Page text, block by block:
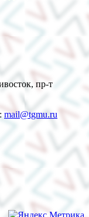
пр-т
mail@tgmu.ru